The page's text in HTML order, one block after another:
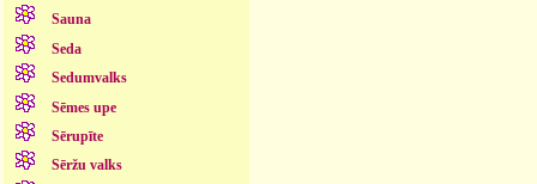
Sauna
Seda
Sedumvalks
Sēmes upe
Sērupīte
Sēržu valks